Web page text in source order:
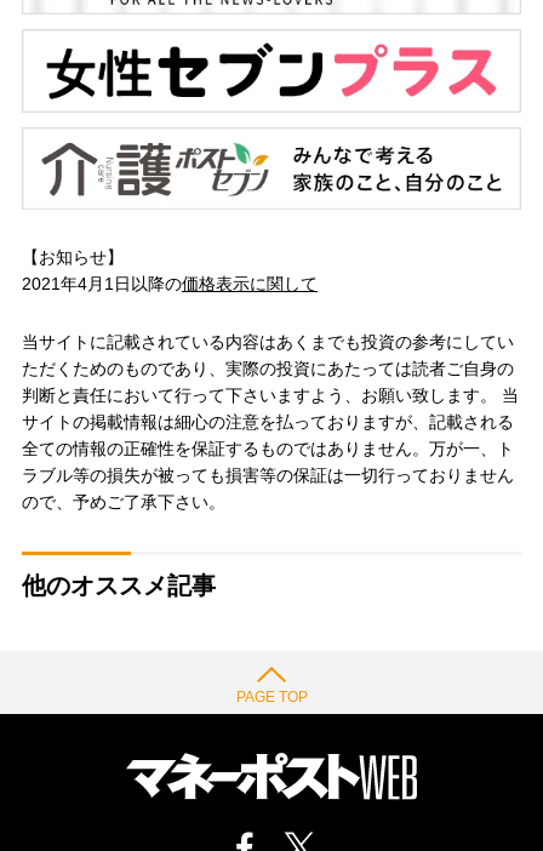
【お知らせ】
2021年4月1日以降の価格表示に関して
当サイトに記載されている内容はあくまでも投資の参考にしてい
ただくためのものであり、実際の投資にあたっては読者ご自身の
判断と責任において行って下さいますよう、お願い致します。 当
サイトの掲載情報は細心の注意を払っておりますが、記載される
全ての情報の正確性を保証するものではありません。万が一、ト
ラブル等の損失が被っても損害等の保証は一切行っておりません
ので、予めご了承下さい。
他のオススメ記事
PAGE TOP